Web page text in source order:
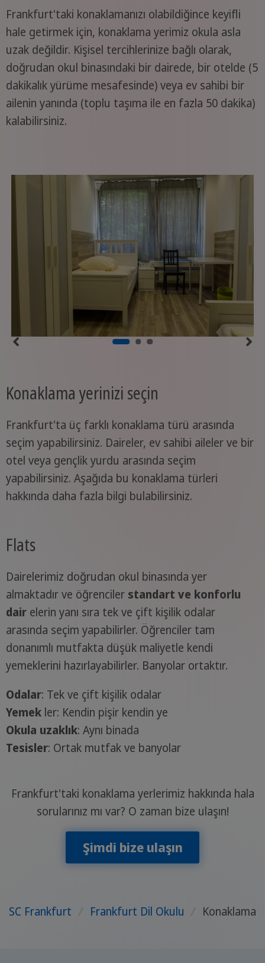
Frankfurt'taki konaklamanızı olabildiğince keyifli
hale getirmek için, konaklama yerimiz okula asla
uzak değildir. Kişisel tercihlerinize bağlı olarak,
doğrudan okul binasındaki bir dairede, bir otelde (5
dakikalık yürüme mesafesinde) veya ev sahibi bir
ailenin yanında (toplu taşıma ile en fazla 50 dakika)
kalabilirsiniz.
Konaklama yerinizi seçin
Frankfurt'ta üç farklı konaklama türü arasında
seçim yapabilirsiniz. Daireler, ev sahibi aileler ve bir
otel veya gençlik yurdu arasında seçim
yapabilirsiniz. Aşağıda bu konaklama türleri
hakkında daha fazla bilgi bulabilirsiniz.
Flats
Dairelerimiz doğrudan okul binasında yer
almaktadır ve öğrenciler standart ve konforlu
dairelerin yanı sıra tek ve çift kişilik odalar
arasında seçim yapabilirler. Öğrenciler tam
donanımlı mutfakta düşük maliyetle kendi
yemeklerini hazırlayabilirler. Banyolar ortaktır.
Odalar: Tek ve çift kişilik odalar
Yemekler: Kendin pişir kendin ye
Okula uzaklık: Aynı binada
Tesisler: Ortak mutfak ve banyolar
Frankfurt'taki konaklama yerlerimiz hakkında hala
sorularınız mı var? O zaman bize ulaşın!
Şimdi bize ulaşın
SC Frankfurt / Frankfurt Dil Okulu / Konaklama